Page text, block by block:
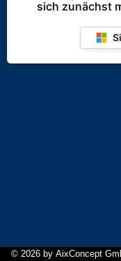
sich zunächst
© 2026 by AixConcept